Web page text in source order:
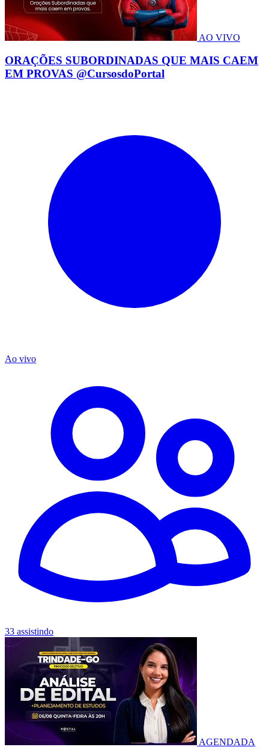
AO VIVO
ORAÇÕES SUBORDINADAS QUE MAIS CAEM
EM PROVAS @CursosdoPortal
Ao vivo
33 assistindo
AGENDADA